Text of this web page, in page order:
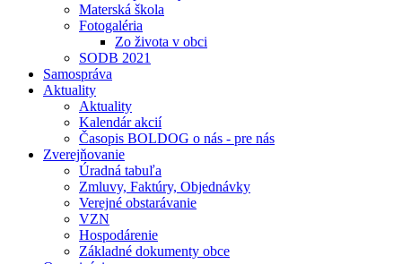
Materská škola
Fotogaléria
Zo života v obci
SODB 2021
Samospráva
Aktuality
Aktuality
Kalendár akcií
Časopis BOLDOG o nás - pre nás
Zverejňovanie
Úradná tabuľa
Zmluvy, Faktúry, Objednávky
Verejné obstarávanie
VZN
Hospodárenie
Základné dokumenty obce